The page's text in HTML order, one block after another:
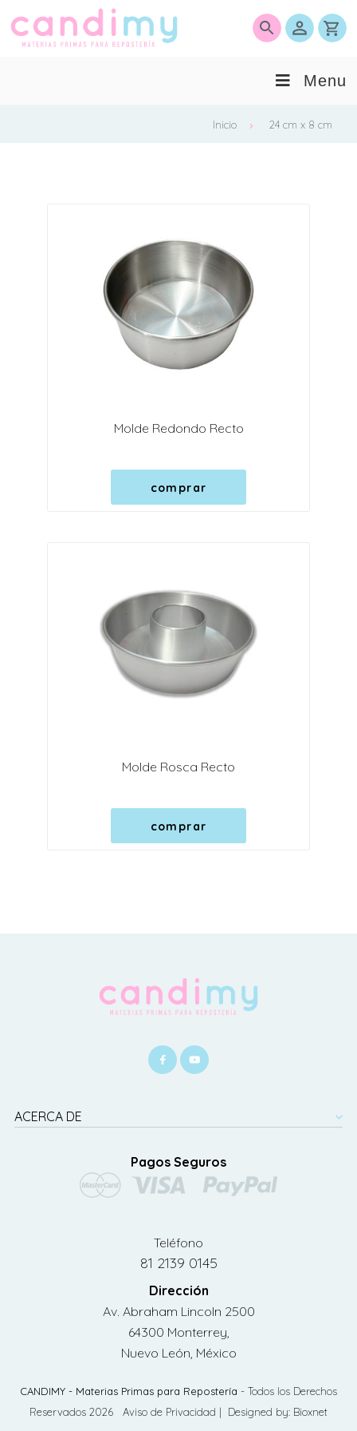
Menu
Inicio 24 cm x 8 cm
Molde Redondo Recto
comprar
Molde Rosca Recto
comprar
ACERCA DE
Pagos Seguros
Teléfono
81 2139 0145
Dirección
Av. Abraham Lincoln 2500
64300 Monterrey,
Nuevo León, México
CANDIMY - Materias Primas para Repostería - Todos los Derechos
Reservados 2026 Aviso de Privacidad | Designed by: Bioxnet